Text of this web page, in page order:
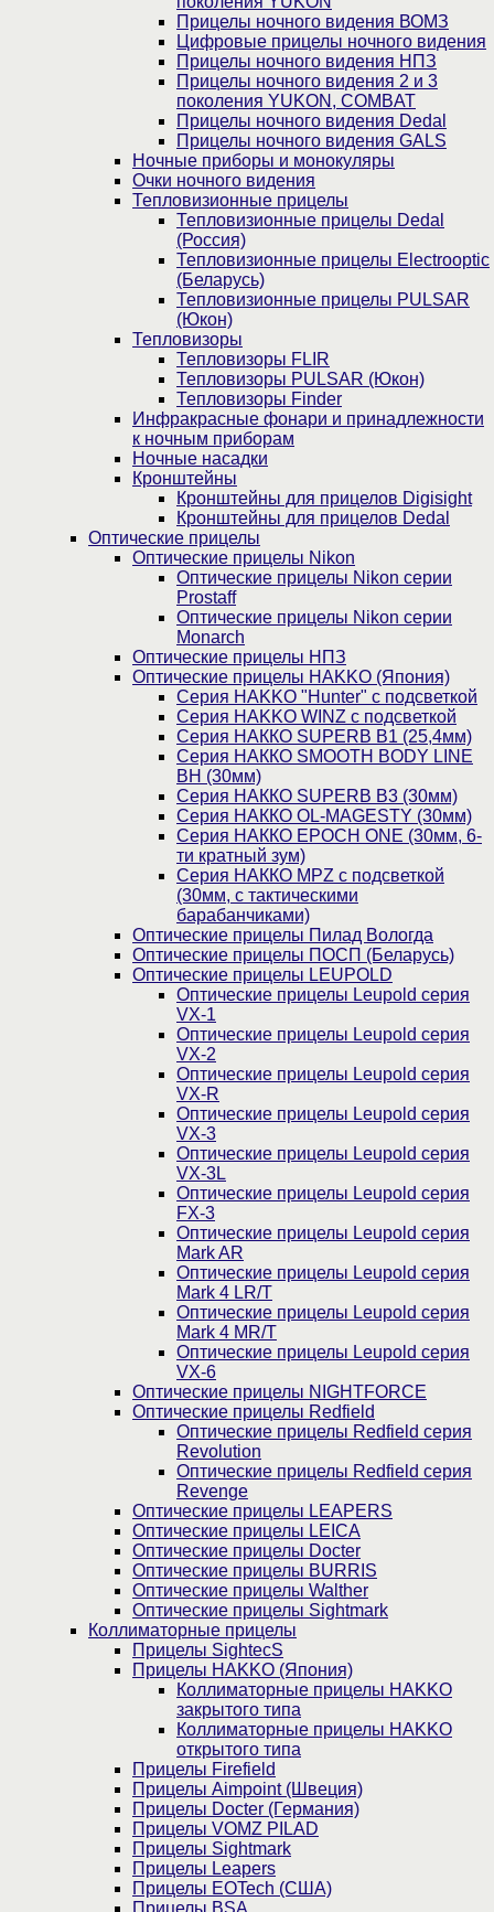
Прицелы ночного видения ВОМЗ
Цифровые прицелы ночного видения
Прицелы ночного видения НПЗ
Прицелы ночного видения 2 и 3
поколения YUKON, COMBAT
Прицелы ночного видения Dedal
Прицелы ночного видения GALS
Ночные приборы и монокуляры
Очки ночного видения
Тепловизионные прицелы
Тепловизионные прицелы Dedal
(Россия)
Тепловизионные прицелы Electrooptic
(Беларусь)
Тепловизионные прицелы PULSAR
(Юкон)
Тепловизоры
Тепловизоры FLIR
Тепловизоры PULSAR (Юкон)
Тепловизоры Finder
Инфракрасные фонари и принадлежности
к ночным приборам
Ночные насадки
Кронштейны
Кронштейны для прицелов Digisight
Кронштейны для прицелов Dedal
Оптические прицелы
Оптические прицелы Nikon
Оптические прицелы Nikon серии
Prostaff
Оптические прицелы Nikon серии
Monarch
Оптические прицелы НПЗ
Оптические прицелы HAKKO (Япония)
Cерия HAKKO "Hunter" с подсветкой
Серия НAKKO WINZ с подсветкой
Серия НАККО SUPERB B1 (25,4мм)
Серия НАККО SMOOTH BODY LINE
BH (30мм)
Серия НАККО SUPERB B3 (30мм)
Серия НАККО OL-MAGESTY (30мм)
Серия НАККО EPOCH ONE (30мм, 6-
ти кратный зум)
Серия НАККО MPZ с подсветкой
(30мм, c тактическими
барабанчиками)
Оптические прицелы Пилад Вологда
Оптические прицелы ПОСП (Беларусь)
Оптические прицелы LEUPOLD
Оптические прицелы Leupold серия
VX-1
Оптические прицелы Leupold серия
VX-2
Оптические прицелы Leupold серия
VX-R
Оптические прицелы Leupold серия
VX-3
Оптические прицелы Leupold серия
VX-3L
Оптические прицелы Leupold серия
FX-3
Оптические прицелы Leupold серия
Mark AR
Оптические прицелы Leupold серия
Mark 4 LR/T
Оптические прицелы Leupold серия
Mark 4 MR/T
Оптические прицелы Leupold серия
VX-6
Оптические прицелы NIGHTFORCE
Оптические прицелы Redfield
Оптические прицелы Redfield серия
Revolution
Оптические прицелы Redfield серия
Revenge
Оптические прицелы LEAPERS
Оптические прицелы LEICA
Оптические прицелы Docter
Оптические прицелы BURRIS
Оптические прицелы Walther
Оптические прицелы Sightmark
Коллиматорные прицелы
Прицелы SightecS
Прицелы HAKKO (Япония)
Коллиматорные прицелы HAKKO
закрытого типа
Коллиматорные прицелы HAKKO
открытого типа
Прицелы Firefield
Прицелы Aimpoint (Швеция)
Прицелы Docter (Германия)
Прицелы VOMZ PILAD
Прицелы Sightmark
Прицелы Leapers
Прицелы EOTech (США)